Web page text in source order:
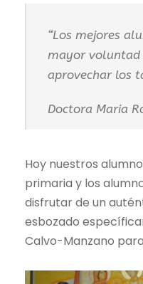
“Los mejores
mayor voluntad
aprovechar los
Doctora Maria
Hoy nuestros
primaria y los
disfrutar de un
esbozado
Calvo-Manzano